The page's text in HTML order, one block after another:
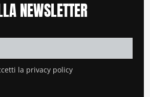
NEWSLETTER
la privacy policy